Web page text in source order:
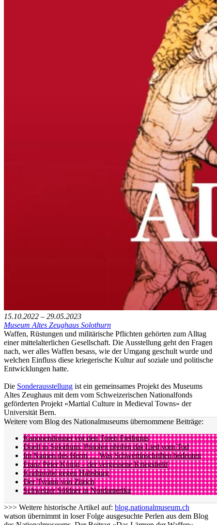
15.10.2022 – 29.05.2023
Museum Altes Zeughaus Solothurn
Waffen, Rüstungen und militärische Pflichten gehörten zum Alltag
einer mittelalterlichen Gesellschaft. Die Ausstellung geht den Fragen
nach, wer alles Waffen besass, wie der Umgang geschult wurde und
welchen Einfluss diese kriegerische Kultur auf soziale und politische
Entwicklungen hatte.
Die Sonderausstellung ist ein gemeinsames Projekt des Museums
Altes Zeughaus mit dem vom Schweizerischen Nationalfonds
geförderten Projekt «Martial Culture in Medieval Towns» der
Universität Bern.
Weitere vom Blog des Nationalmuseums übernommene Beiträge:
Kanonen­don­ner vor den Toren Freiburgs
Duell in Solothurn: Pistolen pfeifen das Lied vom Tod
Im Namen des Herrn … Was Schwertinschriften bedeuten
Franz Peter König – der verges­se­ne Kriegsheld
Kraftpro­be gegen Habsburg
Der Tyrann von Zürich
Schweizer Söldner in Nordamerika
>>> Weitere historische Artikel auf: blog.nationalmuseum.ch
watson übernimmt in loser Folge ausgesuchte Perlen aus dem Blog